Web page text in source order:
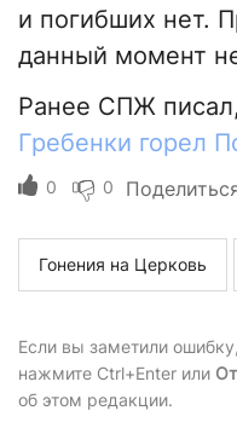
и погибших нет.
данный момент
Ранее СПЖ
Гребенки горел
0 0
Гонения на Церковь
Если вы заметили
нажмите Ctrl+Enter или
об этом редакции.